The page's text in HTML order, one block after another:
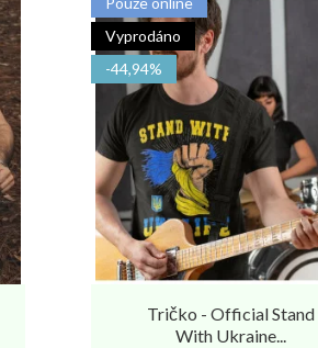
Tričko - Official Stand
With Ukraine...
Vyprodáno
-44,94%